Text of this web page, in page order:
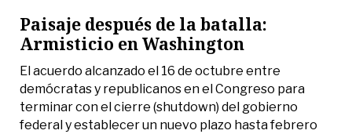
Paisaje después de la batalla:
Armisticio en Washington
El acuerdo alcanzado el 16 de octubre entre
demócratas y republicanos en el Congreso para
terminar con el cierre (shutdown) del gobierno
federal y establecer un nuevo plazo hasta febrero